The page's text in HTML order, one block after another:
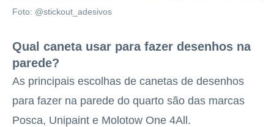
Foto: @stickout_adesivos
Qual caneta usar para fazer desenhos na
parede?
As principais escolhas de canetas de desenhos
para fazer na parede do quarto são das marcas
Posca, Unipaint e Molotow One 4All.